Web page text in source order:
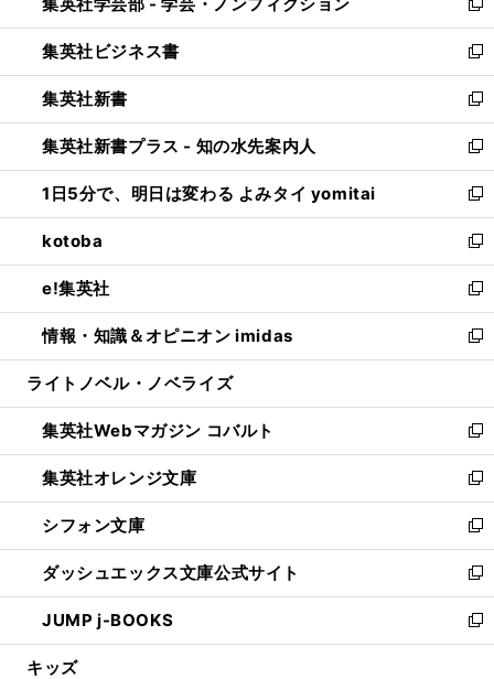
で
開
く
ド
ウ
で
開
く
ィ
ン
ド
ウ
で
開
く
新
し
い
ウ
ィ
ン
ド
ウ
で
開
く
集英社ビジネス書
新
し
い
ウ
ィ
ン
ド
ウ
で
開
く
集英社新書
新
し
い
ウ
ィ
ン
ド
ウ
で
開
く
集英社新書プラス - 知の水先案内人
新
し
い
ウ
ィ
ン
ド
ウ
で
開
1日5分で、明日は変わる よみタイ yomitai
新
し
い
ウ
ィ
ン
ド
ウ
開
く
kotoba
新
し
い
ウ
ィ
ン
ウ
で
開
く
e!集英社
新
し
い
ウ
ン
ド
ウ
で
開
く
情報・知識＆オピニオン imidas
新
し
ウ
ィ
ン
ド
ウ
で
開
く
ライトノベル・ノベライズ
集英社Webマガジン コバルト
新
し
い
ウ
ィ
ン
ド
ウ
で
開
集英社オレンジ文庫
新
し
い
ウ
ィ
ン
ド
ウ
シフォン文庫
新
し
い
ウ
ィ
ン
ダッシュエックス文庫公式サイト
新
し
い
ウ
JUMP j-BOOKS
新
し
キッズ